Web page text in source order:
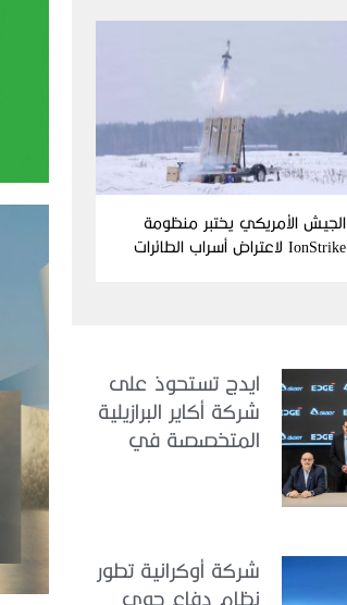
الجيش الأمريكي يختبر منظومة
IonStrike لاعتراض أسراب الطائرات
ايدج تستحوذ على
شركة أكاير البرازيلية
المتخصصة في
شركة أوكرانية تطور
نظام دفاع جوي